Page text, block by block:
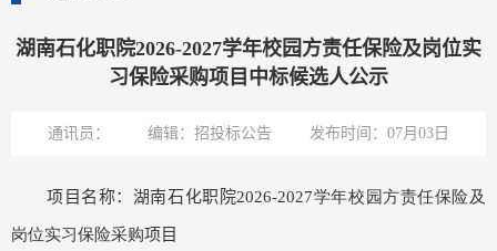
湖南石化职院2026-2027学年校园方责任保险及岗位实
习保险采购项目中标候选人公示
通讯员： 编辑：招投标公告 发布时间：07月03日
项目名称：湖南石化职院2026-2027学年校园方责任保险及
岗位实习保险采购项目